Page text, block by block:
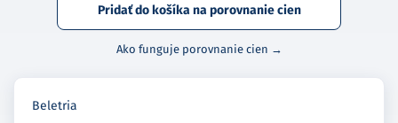
Pridať do košíka na porovnanie cien
Ako funguje porovnanie cien →
Beletria